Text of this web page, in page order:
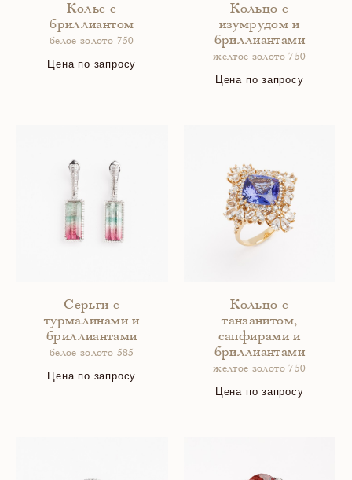
Колье с
бриллиантом
белое золото 750
Цена по запросу
Кольцо с
изумрудом и
бриллиантами
желтое золото 750
Цена по запросу
Серьги с
турмалинами и
бриллиантами
белое золото 585
Цена по запросу
Кольцо с
танзанитом,
сапфирами и
бриллиантами
желтое золото 750
Цена по запросу